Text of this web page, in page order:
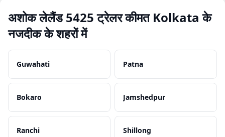
अशोक लेलैंड 5425 ट्रेलर कीमत Kolkata के
नजदीक के शहरों में
Guwahati Patna
Bokaro Jamshedpur
Ranchi Shillong